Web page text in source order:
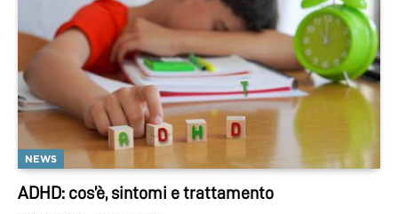
NEWS
ADHD: cos’è, sintomi e trattamento